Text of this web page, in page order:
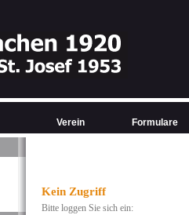
Kein Zugriff
Bitte loggen Sie sich ein:
Verein Formulare